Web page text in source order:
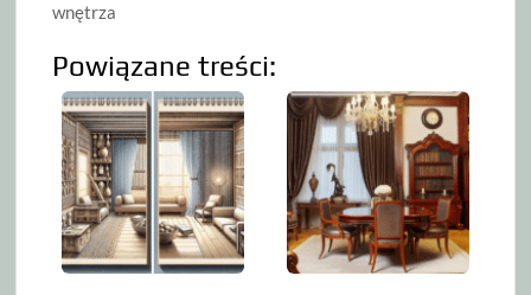
wnętrza
Powiązane treści: